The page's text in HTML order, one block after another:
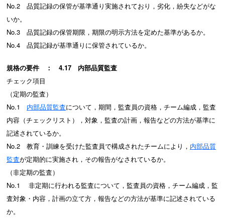
No.2 品質記録の保管が基準通り実施されており，劣化，紛失などがな
いか。
No.3 品質記録の保管期限，期限の明示方法を定めた基準があるか。
No.4 品質記録が基準通りに保管されているか。
規格の要件 ： 4.17 内部品質監査
チェック項目
（定期の監査）
No.1 内部品質監査について，期間，監査員の資格，チーム編成，監査
内容（チェックリスト），対象，監査の計画，報告などの方法が基準に
記述されているか。
No.2 教育・訓練を受けた監査員で構成されたチームにより， 内部品質
監査が定期的に実施され，その報告がなされているか。
（非定期の監査）
No.1 非定期に行われる監査について，監査員の資格，チーム編成，監
査対象・内容，計画の立て方，報告などの方法が基準に記述されている
か。